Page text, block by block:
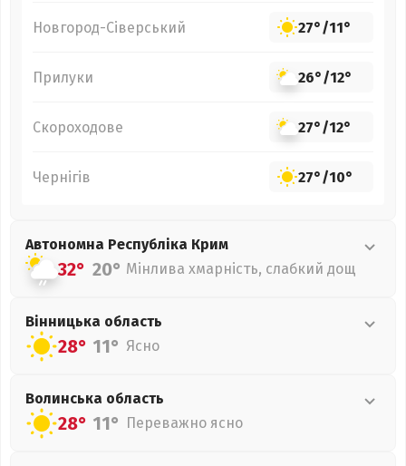
Новгород-Сіверський 27°/11°
Прилуки 26°/12°
Скороходове 27°/12°
Чернігів 27°/10°
Автономна Республіка Крим
32° 20° Мінлива хмарність, слабкий дощ
Вінницька область
28° 11° Ясно
Волинська область
28° 11° Переважно ясно